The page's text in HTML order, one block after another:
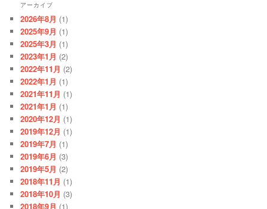
アーカイブ
2026年8月 (1)
2025年9月 (1)
2025年3月 (1)
2023年1月 (2)
2022年11月 (2)
2022年1月 (1)
2021年11月 (1)
2021年1月 (1)
2020年12月 (1)
2019年12月 (1)
2019年7月 (1)
2019年6月 (3)
2019年5月 (2)
2018年11月 (1)
2018年10月 (3)
2018年9月 (1)